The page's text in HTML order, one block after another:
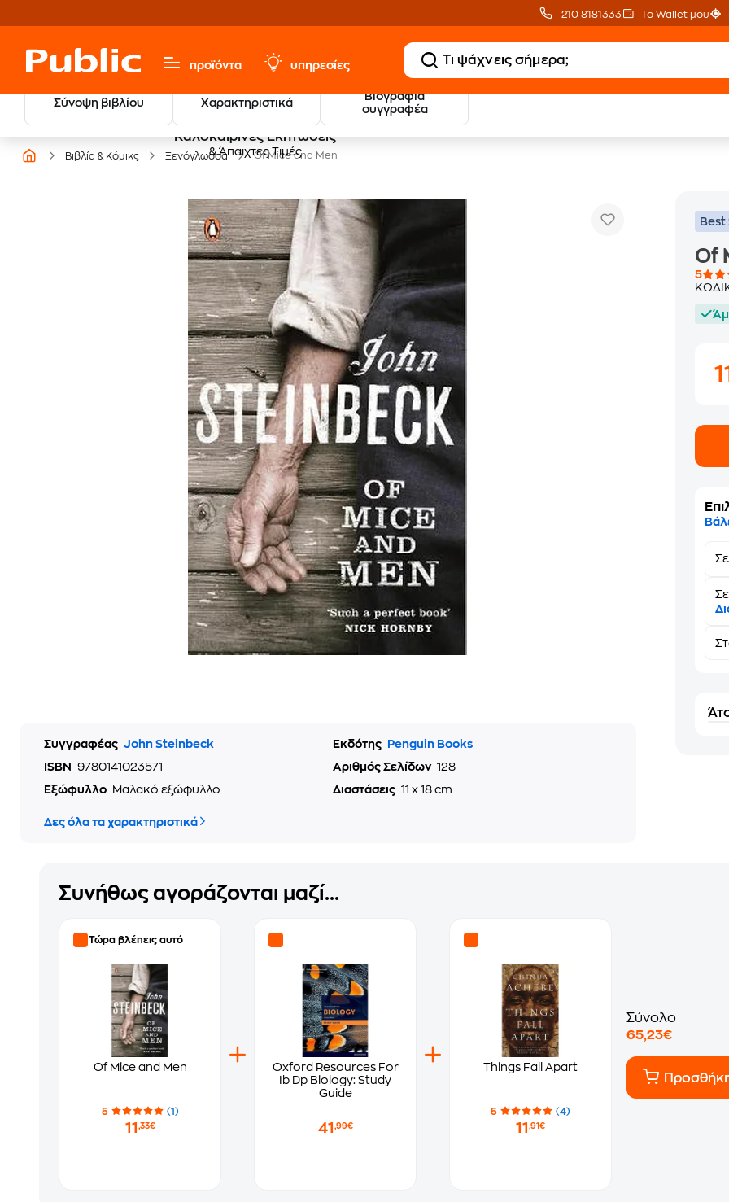
210 8181333 Το Wallet μου
προϊόντα υπηρεσίες
Σύνοψη βιβλίου Χαρακτηριστικά
Βιογραφία
συγγραφέα
Καλοκαιρινές Εκπτώσεις
& Άπαιχτες Τιμές
20 € Public επιστροφή
με Snappi
Βιβλία & Κόμικς Ξενόγλωσσα Of Mice and Men
Συγγραφέας John Steinbeck Εκδότης
Penguin Books
ISBN
9780141023571 Αριθμός Σελίδων 128
Εξώφυλλο
Μαλακό εξώφυλλο Διαστάσεις 11 x 18 cm
Δες όλα τα χαρακτηριστικά
Best
Of
5
Συνήθως αγοράζονται μαζί...
Τώρα βλέπεις αυτό
Of Mice and Men
5 (1)
11 ,33€
Oxford Resources For
Ib Dp Biology: Study
Guide
41 ,99€
Things Fall Apart
5 (4)
11 ,91€
Σύνολο
65,23€